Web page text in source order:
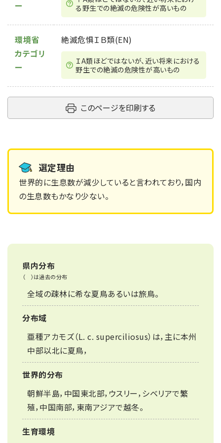
ー
る野⽣での絶滅の危険性が⾼いもの
環境省
カテゴリ
ー
絶滅危惧ＩＢ類(EN)
ＩA類ほどではないが、近い将来における
野生での絶滅の危険性が高いもの
このページを印刷する
選定理由
世界的に生息数が減少していると言われており，国内
の生息数もかなり少ない。
県内分布
（ ）は過去の分布
全域の疎林に希な夏鳥あるいは旅鳥。
分布域
亜種アカモズ（L. c. superciliosus）は，主に本州
中部以北に夏鳥，
世界的分布
朝鮮半島，中国東北部，ウスリー，シベリアで繁
殖，中国南部，東南アジアで越冬。
生育環境